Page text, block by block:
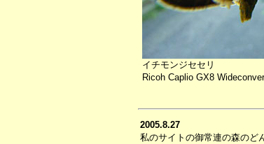
イチモンジセセリ
Ricoh Caplio GX8
2005.8.27
私のサイトの御常連の森のど